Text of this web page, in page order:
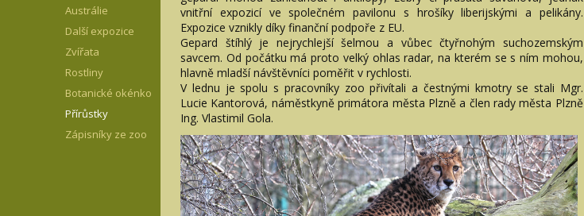
Austrálie
Další expozice
Zvířata
Rostliny
Botanické okénko
Přírůstky
Zápisníky ze zoo
vnitřní expozicí ve společném pavilonu s hrošíky liberijskými a pelikány.
Expozice vznikly díky finanční podpoře z EU.
Gepard štíhlý je nejrychlejší šelmou a vůbec čtyřnohým suchozemským
savcem. Od počátku má proto velký ohlas radar, na kterém se s ním mohou,
hlavně mladší návštěvníci poměřit v rychlosti.
V lednu je spolu s pracovníky zoo přivítali a čestnými kmotry se stali Mgr.
Lucie Kantorová, náměstkyně primátora města Plzně a člen rady města Plzně
Ing. Vlastimil Gola.